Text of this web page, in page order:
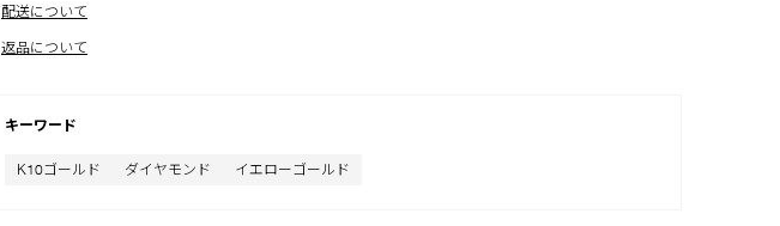
配送について
返品について
キーワード
K10ゴールド ダイヤモンド イエローゴールド